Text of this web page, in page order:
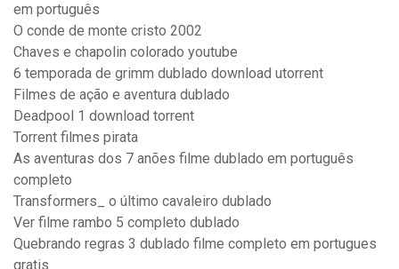
em português
O conde de monte cristo 2002
Chaves e chapolin colorado youtube
6 temporada de grimm dublado download utorrent
Filmes de ação e aventura dublado
Deadpool 1 download torrent
Torrent filmes pirata
As aventuras dos 7 anões filme dublado em português
completo
Transformers_ o último cavaleiro dublado
Ver filme rambo 5 completo dublado
Quebrando regras 3 dublado filme completo em portugues
gratis